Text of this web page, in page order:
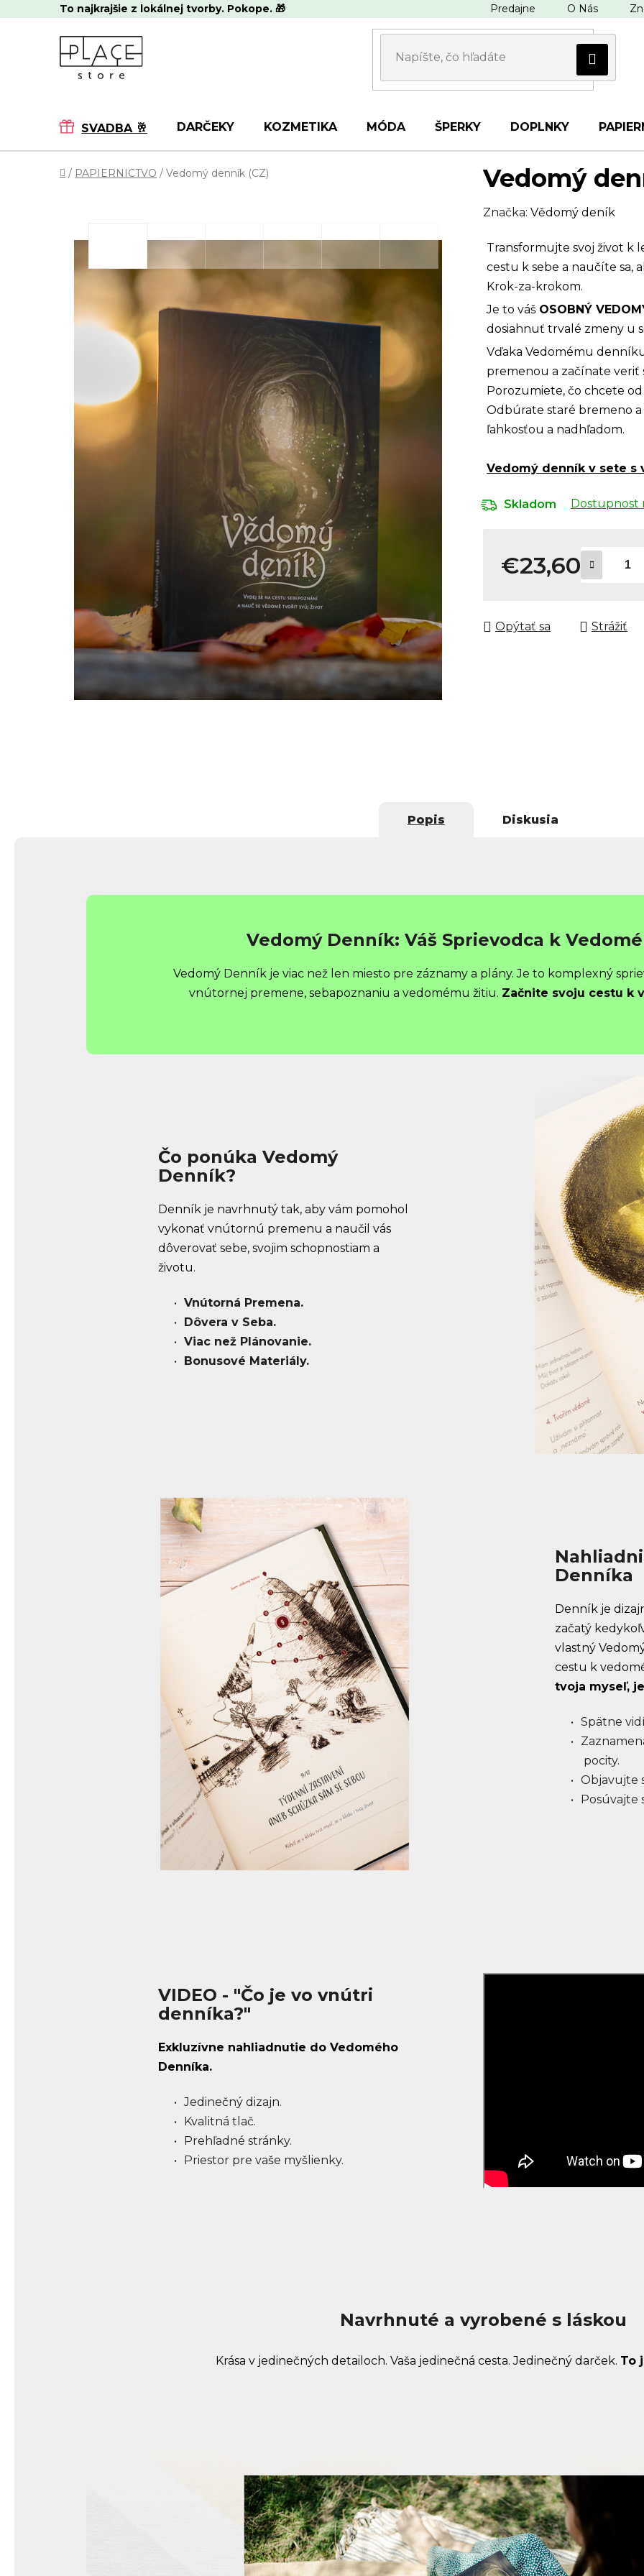
na
To najkrajšie z lokálnej tvorby. Pokope. 🎁 Predajne O Nás
SVADBA 🥂 DARČEKY KOZMETIKA MÓDA ŠPERKY DOPLNKY
Domov
/ PAPIERNICTVO / Vedomý denník (CZ) Vedomý
Značka: Vědomý deník
Transformujte svoj život k
cestu k sebe a naučíte sa,
Krok-za-krokom.
Je to váš OSOBNÝ
dosiahnuť trvalé zmeny u
Vďaka Vedomému
premenou a začínate veriť
Porozumiete, čo chcete
Odbúrate staré bremeno
ľahkosťou a nadhľadom.
Vedomý denník v sete s
Skladom Dostupnost
€23,60
Opýtať sa Strážiť
Popis Diskusia
Vedomý Denník: Váš Sprievodca k
Vedomý Denník je viac než len miesto pre záznamy a plány. Je to komplexný
vnútornej premene, sebapoznaniu a vedomému žitiu. Začnite svoju cestu k
Čo ponúka Vedomý
Denník?
Denník je navrhnutý tak, aby vám pomohol
vykonať vnútornú premenu a naučil vás
dôverovať sebe, svojim schopnostiam a
životu.
Vnútorná Premena.
Dôvera v Seba.
Viac než Plánovanie.
Bonusové Materiály.
Denníka
Denník je
začatý
vlastný
cestu k
tvoja myseľ,
Spätne
pocity.
Objavujte
Posúvajte
VIDEO - "Čo je vo vnútri
denníka?"
Exkluzívne nahliadnutie do Vedomého
Denníka.
Jedinečný dizajn.
Kvalitná tlač.
Prehľadné stránky.
Priestor pre vaše myšlienky.
Navrhnuté a vyrobené s láskou
Krása v jedinečných detailoch. Vaša jedinečná cesta. Jedinečný darček. To